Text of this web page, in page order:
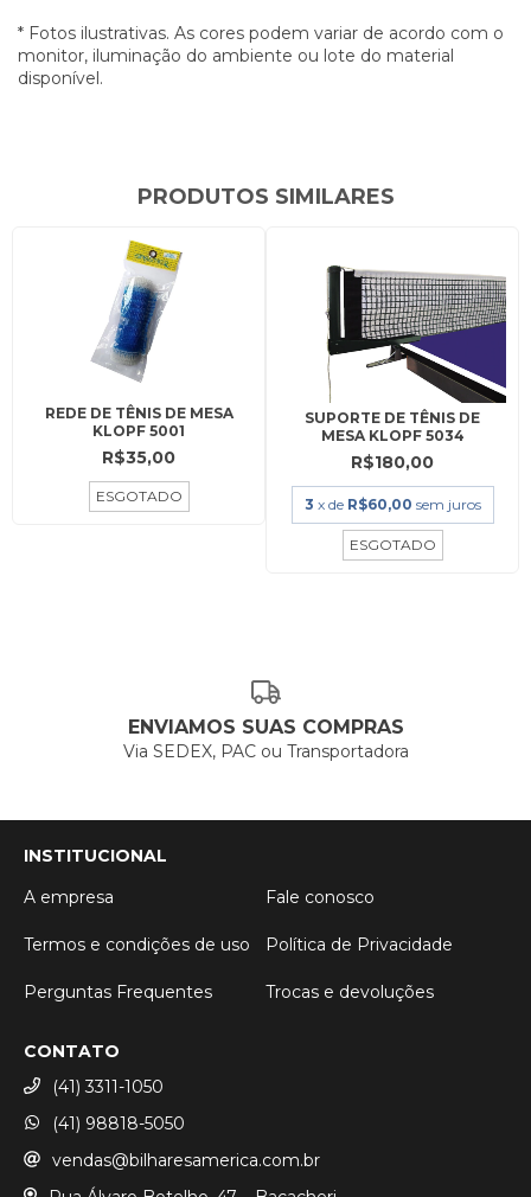
* Fotos ilustrativas. As cores podem variar de acordo com o
monitor, iluminação do ambiente ou lote do material
disponível.
PRODUTOS SIMILARES
REDE DE TÊNIS DE MESA
KLOPF 5001
R$35,00
ESGOTADO
SUPORTE DE TÊNIS DE
MESA KLOPF 5034
R$180,00
3 x de R$60,00 sem juros
ESGOTADO
ENVIAMOS SUAS COMPRAS
Via SEDEX, PAC ou Transportadora
INSTITUCIONAL
A empresa
Fale conosco
Termos e condições de uso Política de Privacidade
Perguntas Frequentes Trocas e devoluções
CONTATO
(41) 3311-1050
(41) 98818-5050
vendas@bilharesamerica.com.br